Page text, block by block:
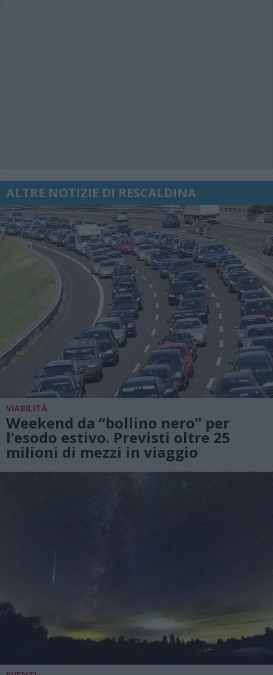
ALTRE NOTIZIE DI RESCALDINA
VIABILITÀ
Weekend da “bollino nero” per
l’esodo estivo. Previsti oltre 25
milioni di mezzi in viaggio